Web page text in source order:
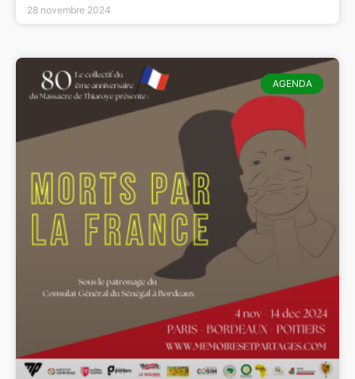
28 novembre 2024
AGENDA